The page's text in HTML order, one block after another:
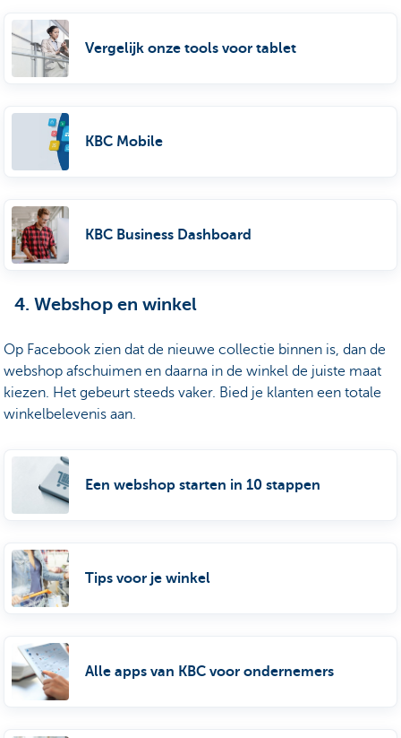
Vergelijk onze tools voor tablet
KBC Mobile
KBC Business Dashboard
4. Webshop en winkel
Op Facebook zien dat de nieuwe collectie binnen is, dan de
webshop afschuimen en daarna in de winkel de juiste maat
kiezen. Het gebeurt steeds vaker. Bied je klanten een totale
winkelbelevenis aan.
Een webshop starten in 10 stappen
Tips voor je winkel
Alle apps van KBC voor ondernemers